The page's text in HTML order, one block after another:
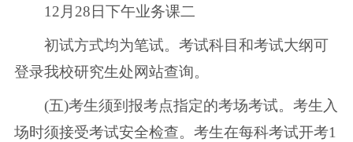
12月28日下午业务课二
初试方式均为笔试。考试科目和考试大纲可
登录我校研究生处网站查询。
(五)考生须到报考点指定的考场考试。考生入
场时须接受考试安全检查。考生在每科考试开考1